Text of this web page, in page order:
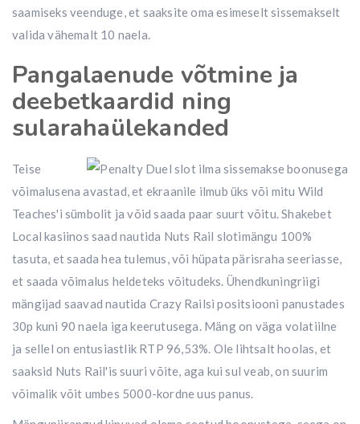
saamiseks veenduge, et saaksite oma esimeselt sissemakselt
valida vähemalt 10 naela.
Pangalaenude võtmine ja
deebetkaardid ning
sularahaülekanded
Teise
võimalusena avastad, et ekraanile ilmub üks või mitu Wild
Teaches'i sümbolit ja võid saada paar suurt võitu. Shakebet
Local kasiinos saad nautida Nuts Rail slotimängu 100%
tasuta, et saada hea tulemus, või hüpata pärisraha seeriasse,
et saada võimalus heldeteks võitudeks. Ühendkuningriigi
mängijad saavad nautida Crazy Railsi positsiooni panustades
30p kuni 90 naela iga keerutusega. Mäng on väga volatiilne
ja sellel on entusiastlik RTP 96,53%. Ole lihtsalt hoolas, et
saaksid Nuts Rail'is suuri võite, aga kui sul veab, on suurim
võimalik võit umbes 5000-kordne uus panus.